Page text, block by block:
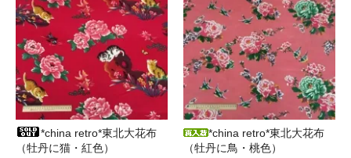
*china retro*東北大花布
（牡丹に猫・紅色）
*china retro*東北大花布
（牡丹に鳥・桃色）